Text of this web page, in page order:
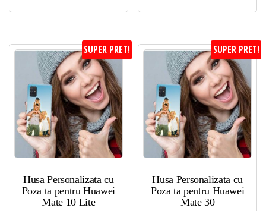
SUPER PRET!
Husa Personalizata cu
Poza ta pentru Huawei
Mate 10 Lite
SUPER PRET!
Husa Personalizata cu
Poza ta pentru Huawei
Mate 30